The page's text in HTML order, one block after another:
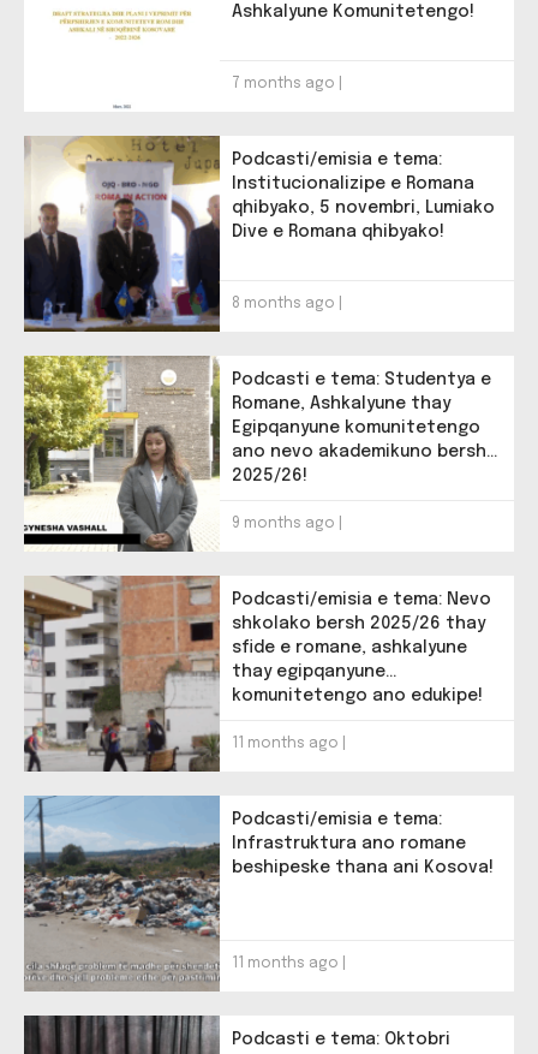
Ashkalyune Komunitetengo!
7 months ago |
Podcasti/emisia e tema:
Institucionalizipe e Romana
qhibyako, 5 novembri, Lumiako
Dive e Romana qhibyako!
8 months ago |
Podcasti e tema: Studentya e
Romane, Ashkalyune thay
Egipqanyune komunitetengo
ano nevo akademikuno bersh
2025/26!
9 months ago |
Podcasti/emisia e tema: Nevo
shkolako bersh 2025/26 thay
sfide e romane, ashkalyune
thay egipqanyune
komunitetengo ano edukipe!
11 months ago |
Podcasti/emisia e tema:
Infrastruktura ano romane
beshipeske thana ani Kosova!
11 months ago |
Podcasti e tema: Oktobri